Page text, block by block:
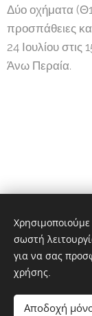
Δύο οχήματα (Θ1
προσπάθειες
24 Ιουλίου
Άνω Περαία.
Share
© 2025
σωστή
για να σας
χρήσης.
Αποδοχή